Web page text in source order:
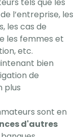
l’entreprise, les
les cas de
les femmes et
etc.
bien
de
plus
sont en
d'autres